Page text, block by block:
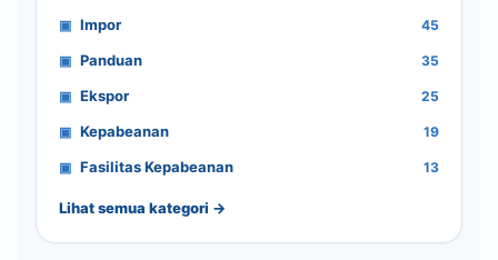
Impor 45
Panduan 35
Ekspor 25
Kepabeanan 19
Fasilitas Kepabeanan 13
Lihat semua kategori →